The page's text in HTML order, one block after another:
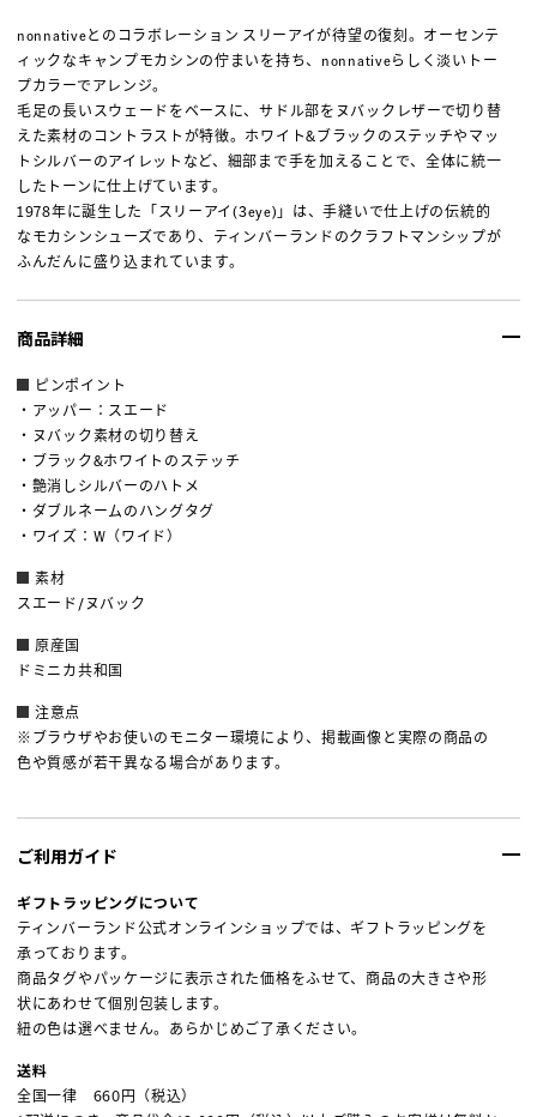
nonnativeとのコラボレーション スリーアイが待望の復刻。オーセンテ
ィックなキャンプモカシンの佇まいを持ち、nonnativeらしく淡いトー
プカラーでアレンジ。
毛足の長いスウェードをベースに、サドル部をヌバックレザーで切り替
えた素材のコントラストが特徴。ホワイト&ブラックのステッチやマッ
トシルバーのアイレットなど、細部まで手を加えることで、全体に統一
したトーンに仕上げています。
1978年に誕生した「スリーアイ(3eye)」は、手縫いで仕上げの伝統的
なモカシンシューズであり、ティンバーランドのクラフトマンシップが
ふんだんに盛り込まれています。
商品詳細
ピンポイント
・アッパー：スエード
・ヌバック素材の切り替え
・ブラック&ホワイトのステッチ
・艶消しシルバーのハトメ
・ダブルネームのハングタグ
・ワイズ：W（ワイド）
素材
スエード/ヌバック
原産国
ドミニカ共和国
注意点
※ブラウザやお使いのモニター環境により、掲載画像と実際の商品の
色や質感が若干異なる場合があります。
ご利用ガイド
ギフトラッピングについて
ティンバーランド公式オンラインショップでは、ギフトラッピングを
承っております。
商品タグやパッケージに表示された価格をふせて、商品の大きさや形
状にあわせて個別包装します。
紐の色は選べません。あらかじめご了承ください。
送料
全国一律 660円（税込）